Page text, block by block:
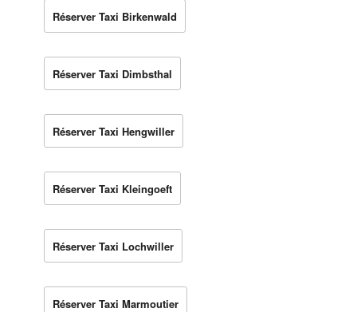
Réserver Taxi Birkenwald
Réserver Taxi Dimbsthal
Réserver Taxi Hengwiller
Réserver Taxi Kleingoeft
Réserver Taxi Lochwiller
Réserver Taxi Marmoutier